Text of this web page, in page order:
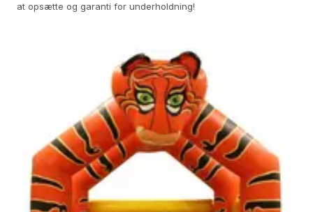
at opsætte og garanti for underholdning!